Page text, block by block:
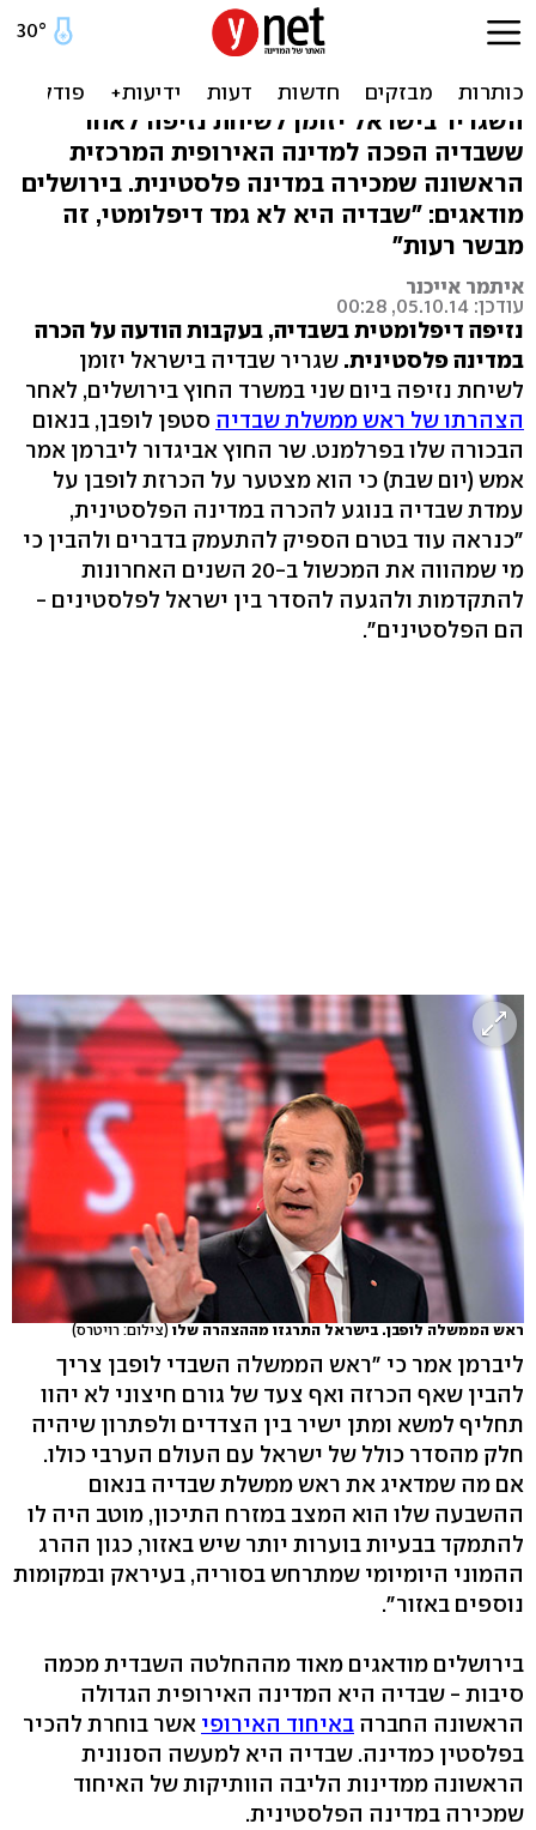
'ההכרה - טרנד מדאיג': ישראל
נוזפת בשבדיה
השגריר בישראל יזומן לשיחת נזיפה לאחר
ששבדיה הפכה למדינה האירופית המרכזית
הראשונה שמכירה במדינה פלסטינית. בירושלים
מודאגים: "שבדיה היא לא גמד דיפלומטי, זה
מבשר רעות"
איתמר אייכנר
עודכן: 05.10.14, 00:28
נזיפה דיפלומטית בשבדיה, בעקבות הודעה על הכרה
במדינה פלסטינית. שגריר שבדיה בישראל יזומן
לשיחת נזיפה ביום שני במשרד החוץ בירושלים, לאחר
הצהרתו של ראש ממשלת שבדיה סטפן לופבן, בנאום
הבכורה שלו בפרלמנט. שר החוץ אביגדור ליברמן אמר
אמש (יום שבת) כי הוא מצטער על הכרזת לופבן על
עמדת שבדיה בנוגע להכרה במדינה הפלסטינית,
"כנראה עוד בטרם הספיק להתעמק בדברים ולהבין כי
מי שמהווה את המכשול ב-20 השנים האחרונות
להתקדמות ולהגעה להסדר בין ישראל לפלסטינים -
הם הפלסטינים".
ראש הממשלה לופבן. בישראל התרגזו מההצהרה שלו (צילום: רויטרס)
ליברמן אמר כי "ראש הממשלה השבדי לופבן צריך
להבין שאף הכרזה ואף צעד של גורם חיצוני לא יהוו
תחליף למשא ומתן ישיר בין הצדדים ולפתרון שיהיה
חלק מהסדר כולל של ישראל עם העולם הערבי כולו.
אם מה שמדאיג את ראש ממשלת שבדיה בנאום
ההשבעה שלו הוא המצב במזרח התיכון, מוטב היה לו
להתמקד בבעיות בוערות יותר שיש באזור, כגון ההרג
ההמוני היומיומי שמתרחש בסוריה, בעיראק ובמקומות
נוספים באזור".
בירושלים מודאגים מאוד מההחלטה השבדית מכמה
סיבות - שבדיה היא המדינה האירופית הגדולה
הראשונה החברה באיחוד האירופי אשר בוחרת להכיר
בפלסטין כמדינה. שבדיה היא למעשה הסנונית
הראשונה ממדינות הליבה הוותיקות של האיחוד
שמכירה במדינה הפלסטינית.